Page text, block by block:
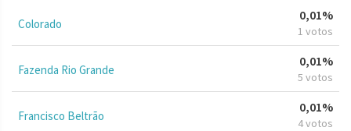
Colorado
0,01%
1 votos
Fazenda Rio Grande
0,01%
5 votos
Francisco Beltrão
0,01%
4 votos